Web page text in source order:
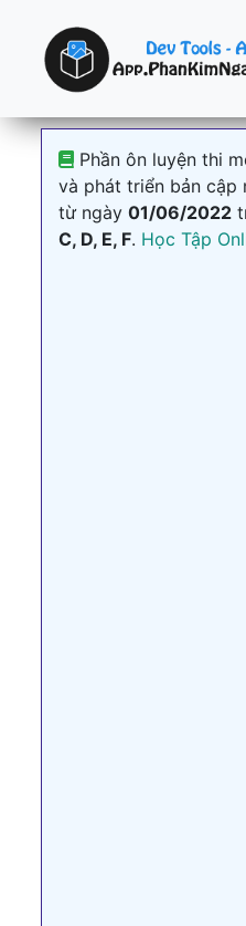
Phần ôn luyện thi
và phát triển bản cập
từ ngày 01/06/2022
C, D, E, F. Học Tập